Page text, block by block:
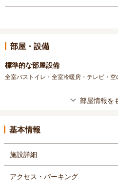
部屋・設備
標準的な部屋設備
全室バストイレ・全室冷暖房・テレビ・空
部屋情報を
基本情報
施設詳細
アクセス・パーキング